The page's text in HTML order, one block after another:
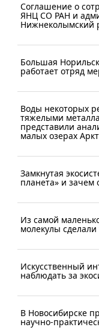
Соглашение о
ЯНЦ СО РАН и
Нижнеколымский
Большая
работает отряд
Воды некоторых
тяжелыми
представили
малых озерах
Замкнутая
планета» и зачем
Из самой
молекулы
Искусственный
наблюдать за
В Новосибирске
научно-